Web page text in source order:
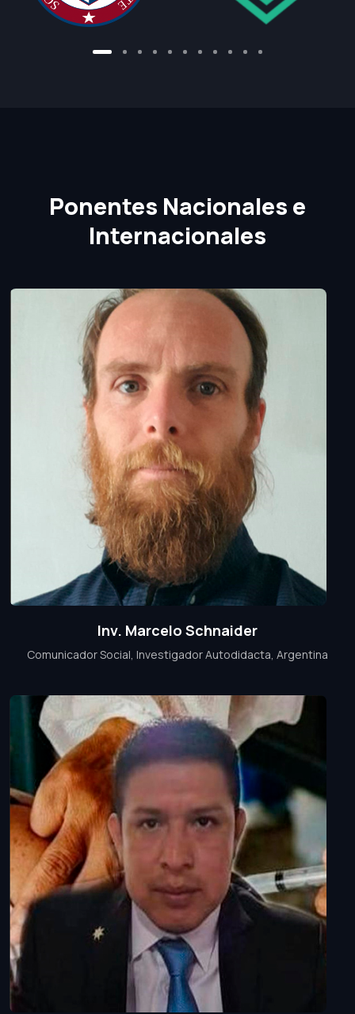
Ponentes Nacionales e
Internacionales
Inv. Marcelo Schnaider
Comunicador Social, Investigador Autodidacta, Argentina